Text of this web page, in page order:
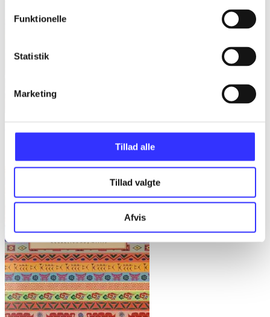
Funktionelle
Statistik
Marketing
Tillad alle
Tillad valgte
Afvis
Gulerødder, græs eller granit : danske parcelhushaver 1950-2008